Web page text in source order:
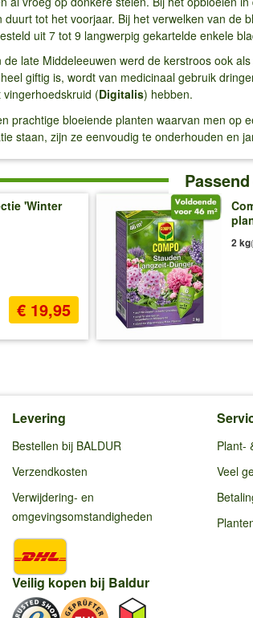
duurt tot het voorjaar. Bij het verwelken van
uit 7 tot 9 langwerpig gekartelde enkele
de late Middeleeuwen werd de kerstroos ook
giftig is, wordt van medicinaal gebruik
(Digitalis) hebben.
prachtige bloeiende planten waarvan men op
staan, zijn ze eenvoudig te onderhouden en
'Winter
€ 19,95
2 kg
Levering
Bestellen bij BALDUR
Verzendkosten
Verwijdering- en
omgevingsomstandigheden
Plant-
Veel
Veilig kopen bij Baldur